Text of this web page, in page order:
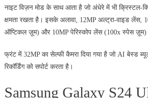
नाइट विज़न मोड के साथ आता है जो अंधेरे में भी क्रिस्टल-
क्षमता रखता है। इसके अलावा, 12MP अल्ट्रा-वाइड लेंस,
ऑप्टिकल ज़ूम) और 10MP पेरिस्कोप लेंस (100x स्पेस ज़ूम)
फ्रंट में 32MP का सेल्फी कैमरा दिया गया है जो AI बेस्ड
रिकॉर्डिंग को सपोर्ट करता है।
Samsung Galaxy S24